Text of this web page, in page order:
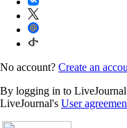
No account? Create an
By logging in to
LiveJournal's User